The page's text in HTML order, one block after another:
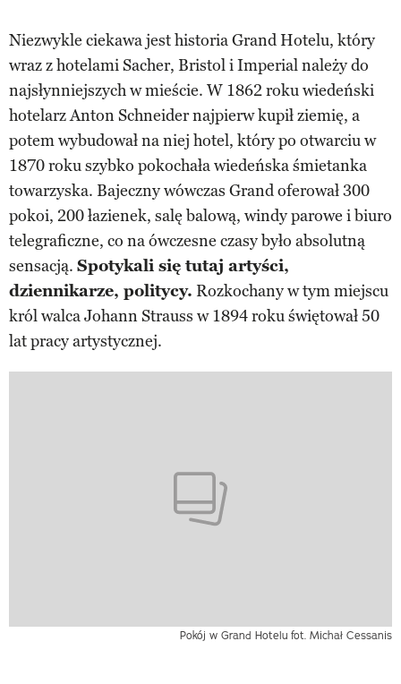
Niezwykle ciekawa jest historia Grand Hotelu, który
wraz z hotelami Sacher, Bristol i Imperial należy do
najsłynniejszych w mieście. W 1862 roku wiedeński
hotelarz Anton Schneider najpierw kupił ziemię, a
potem wybudował na niej hotel, który po otwarciu w
1870 roku szybko pokochała wiedeńska śmietanka
towarzyska. Bajeczny wówczas Grand oferował 300
pokoi, 200 łazienek, salę balową, windy parowe i biuro
telegraficzne, co na ówczesne czasy było absolutną
sensacją. Spotykali się tutaj artyści,
dziennikarze, politycy. Rozkochany w tym miejscu
król walca Johann Strauss w 1894 roku świętował 50
lat pracy artystycznej.
Pokój w Grand Hotelu fot. Michał Cessanis